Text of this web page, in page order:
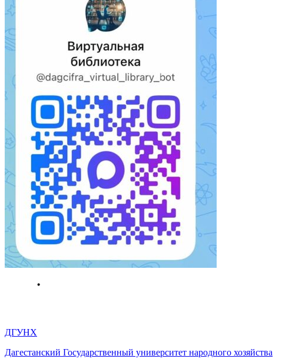
ДГУНХ
Дагестанский Государственный университет народного хозяйства